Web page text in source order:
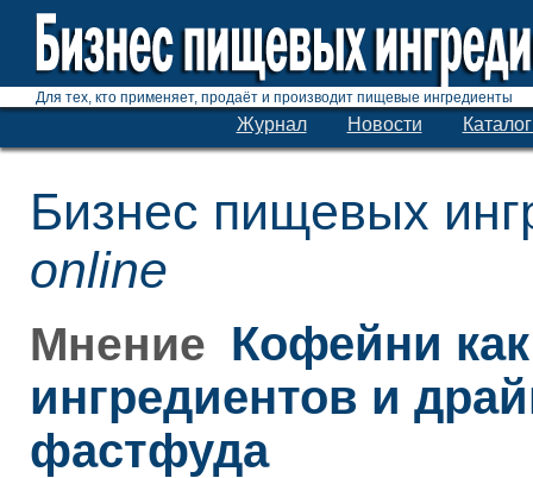
Для тех, кто применяет, продаёт и производит пищевые ингредиенты
Журнал Новости
Бизнес пищевых
online
Мнение Кофейни
ингредиентов и
фастфуда